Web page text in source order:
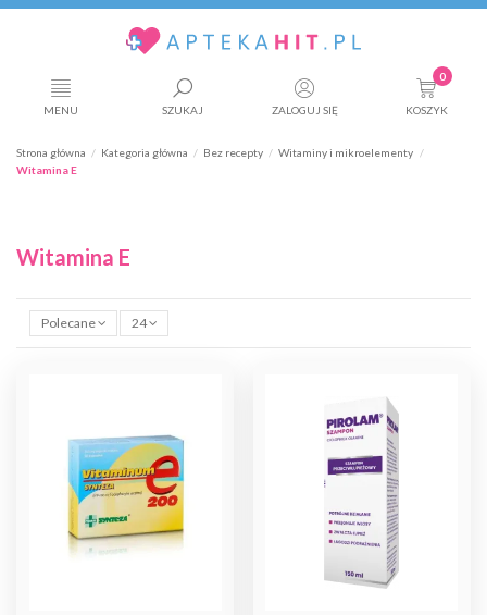
MENU SZUKAJ ZALOGUJ SIĘ
0
KOSZYK
Strona główna Kategoria główna Bez recepty
Witaminy i mikroelementy
Witamina E
Witamina E
Polecane 24